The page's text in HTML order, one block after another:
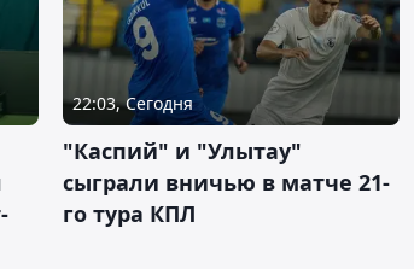
22:03, Сегодня
"Каспий" и "Улытау"
сыграли вничью в матче 21-
го тура КПЛ